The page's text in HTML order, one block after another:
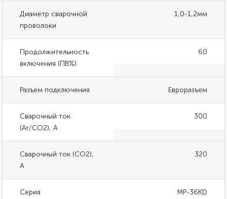
Диаметр сварочной
проволоки
1,0-1,2мм
Продолжительность
включения (ПВ%)
60
Разъем подключения Евроразъем
Сварочный ток
(Ar/CO2), А
300
Сварочный ток (СО2),
А
320
Серия MP-36KD